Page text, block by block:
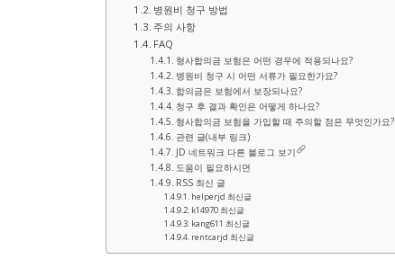
병원비 청구 방법
주의 사항
FAQ
형사합의금 보험은 어떤 경우에 적용되나요?
병원비 청구 시 어떤 서류가 필요한가요?
합의금은 보험에서 보장되나요?
청구 후 결과 확인은 어떻게 하나요?
형사합의금 보험을 가입할 때 주의할 점은 무엇인가요?
관련 글(내부 링크)
JD 네트워크 다른 블로그 보기
도움이 필요하시면
RSS 최신 글
helperjd 최신글
k14970 최신글
kang611 최신글
rentcarjd 최신글